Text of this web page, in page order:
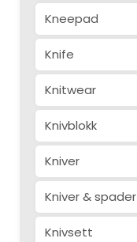
Kneepad
Knife
Knitwear
Knivblokk
Kniver
Kniver & spader
Knivsett